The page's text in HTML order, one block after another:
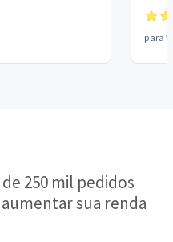
para
250 mil pedidos
sua renda